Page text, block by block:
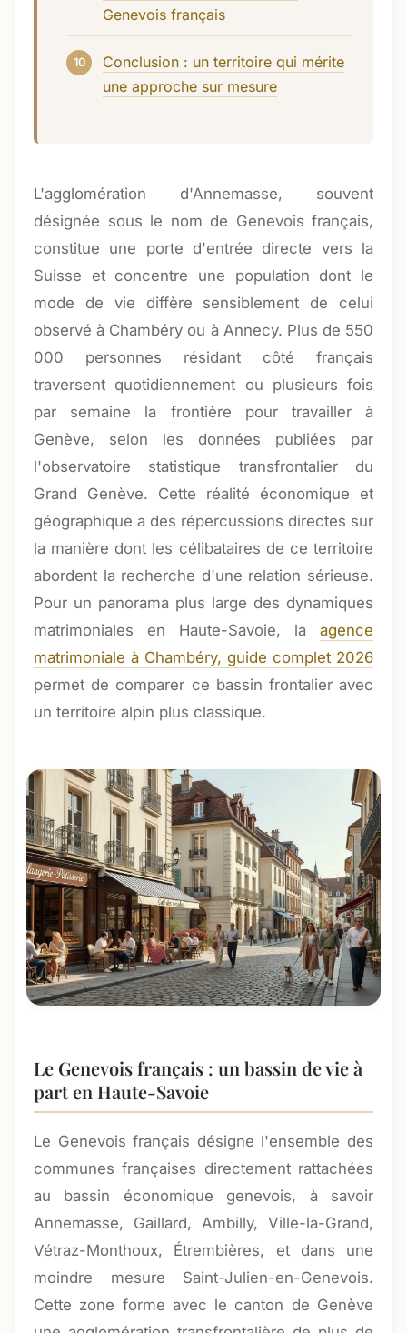
Genevois français
Conclusion : un territoire qui mérite
une approche sur mesure
L'agglomération d'Annemasse, souvent
désignée sous le nom de Genevois français,
constitue une porte d'entrée directe vers la
Suisse et concentre une population dont le
mode de vie diffère sensiblement de celui
observé à Chambéry ou à Annecy. Plus de 550
000 personnes résidant côté français
traversent quotidiennement ou plusieurs fois
par semaine la frontière pour travailler à
Genève, selon les données publiées par
l'observatoire statistique transfrontalier du
Grand Genève. Cette réalité économique et
géographique a des répercussions directes sur
la manière dont les célibataires de ce territoire
abordent la recherche d'une relation sérieuse.
Pour un panorama plus large des dynamiques
matrimoniales en Haute-Savoie, la agence
matrimoniale à Chambéry, guide complet 2026
permet de comparer ce bassin frontalier avec
un territoire alpin plus classique.
Le Genevois français : un bassin de vie à
part en Haute-Savoie
Le Genevois français désigne l'ensemble des
communes françaises directement rattachées
au bassin économique genevois, à savoir
Annemasse, Gaillard, Ambilly, Ville-la-Grand,
Vétraz-Monthoux, Étrembières, et dans une
moindre mesure Saint-Julien-en-Genevois.
Cette zone forme avec le canton de Genève